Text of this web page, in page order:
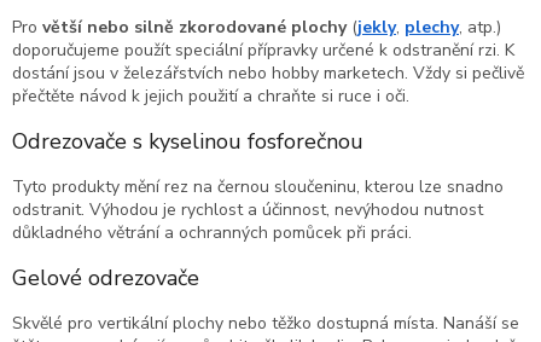
Pro větší nebo silně zkorodované plochy(jekly, plechy, atp.)
doporučujeme použít speciální přípravky určené k odstranění rzi. K
dostání jsou v železářstvích nebo hobby marketech. Vždy si pečlivě
přečtěte návod k jejich použití a chraňte si ruce i oči.
Odrezovače s kyselinou fosforečnou
Tyto produkty mění rez na černou sloučeninu, kterou lze snadno
odstranit. Výhodou je rychlost a účinnost, nevýhodou nutnost
důkladného větrání a ochranných pomůcek při práci.
Gelové odrezovače
Skvělé pro vertikální plochy nebo těžko dostupná místa. Nanáší se